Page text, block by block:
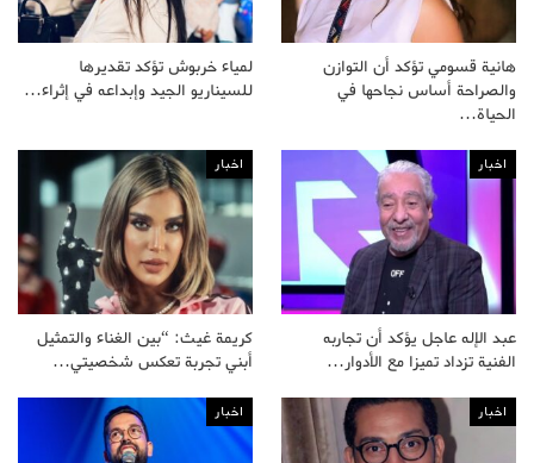
هانية قسومي تؤكد أن التوازن
والصراحة أساس نجاحها في
الحياة…
لمياء خربوش تؤكد تقديرها
للسيناريو الجيد وإبداعه في إثراء…
اخبار
عبد الإله عاجل يؤكد أن تجاربه
الفنية تزداد تميزا مع الأدوار…
اخبار
كريمة غيث: “بين الغناء والتمثيل
أبني تجربة تعكس شخصيتي…
اخبار اخبار